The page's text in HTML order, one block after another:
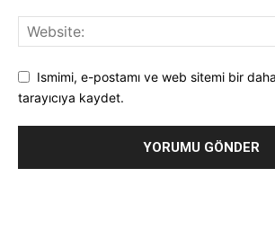
Ismimi, e-postamı ve web sitemi bir
tarayıcıya kaydet.